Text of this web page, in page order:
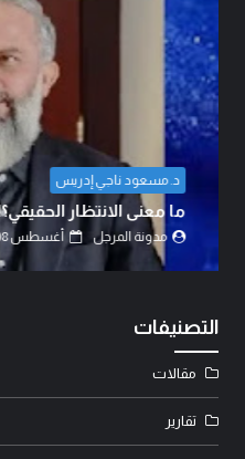
المهندس مهدي حسين الزبيدي
اتفاق الدفاع المشترك…
القوى.
مدونة المرجل أغسطس 07,
التصنيفات
مقالات
تقارير